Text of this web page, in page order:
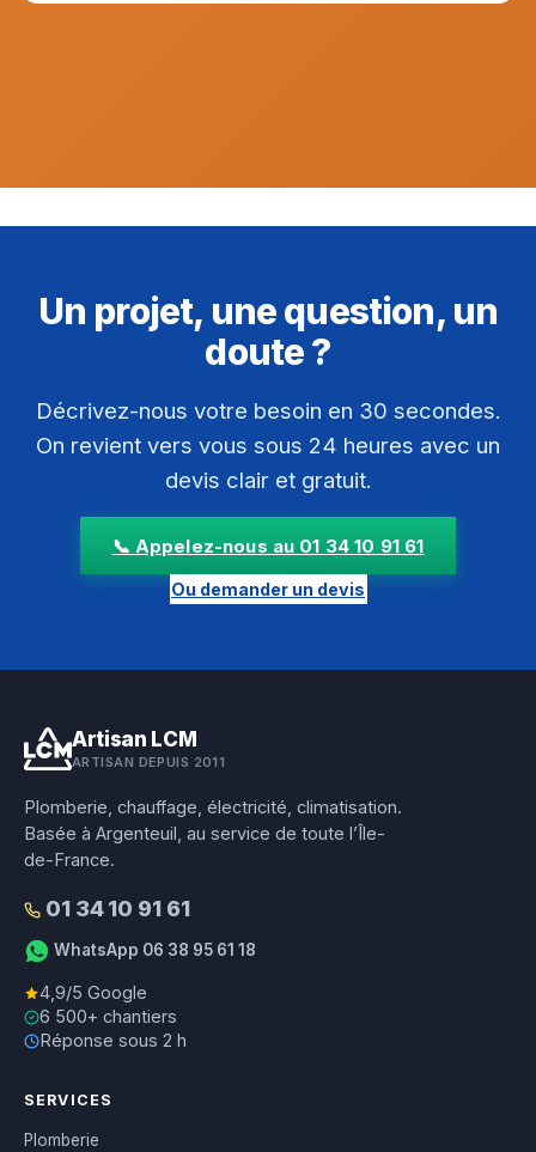
Un projet, une question, un
doute ?
Décrivez-nous votre besoin en 30 secondes.
On revient vers vous sous 24 heures avec un
devis clair et gratuit.
📞 Appelez-nous au 01 34 10 91 61
Ou demander un devis
Artisan LCM
ARTISAN DEPUIS 2011
Plomberie, chauffage, électricité, climatisation.
Basée à Argenteuil, au service de toute l’Île-
de-France.
01 34 10 91 61
WhatsApp 06 38 95 61 18
4,9/5 Google
6 500+ chantiers
Réponse sous 2 h
SERVICES
Plomberie